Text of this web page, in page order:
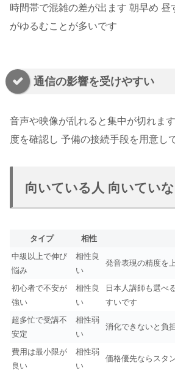
時間帯で混雑の差が出ます 朝早め 昼
がゆるむことが多いです
通信の影響を受けやすい
音声や映像が乱れると集中が切れま
度を確認し 予備の接続手段を用意し
向いている人 向いてい
タイプ 相性
中級以上で伸び
悩み
相性良
い
発音表現の精度を
初心者で不安が
強い
相性良
い
日本人講師も選べ
すいです
超多忙で受講不
安定
相性弱
い
消化できないと負
費用は最小限が
良い
相性弱
い
価格優先ならスタ